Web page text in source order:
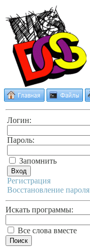
Логин:
Пароль:
Запомнить
Регистрация
Восстановление пароля
Искать программы:
Все слова вместе